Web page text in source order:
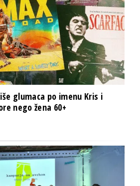
glumaca po imenu Kris i
nego žena 60+